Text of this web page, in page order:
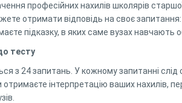
професійних нахилів школярів
отримати відповідь на своє
підказку, в яких саме вузах навчають
тесту
з 24 запитань. У кожному запитанні слід
отримаєте інтерпретацію ваших нахилів,